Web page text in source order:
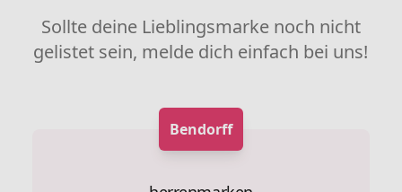
Sollte deine Lieblingsmarke noch nicht
gelistet sein, melde dich einfach bei uns!
Bendorff